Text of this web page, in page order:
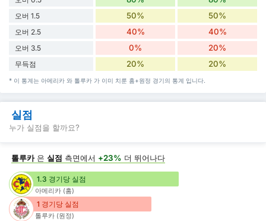
오버 1.5 50% 50%
오버 2.5 40% 40%
오버 3.5 0% 20%
무득점 20% 20%
* 이 통계는 아메리카 와 톨루카 가 이미 치룬 홈+원정 경기의 통계 입니다.
실점
누가 실점을 할까요?
톨루카은 실점 측면에서 +23% 더 뛰어나다
1.3 경기당 실점
아메리카 (홈)
1 경기당 실점
톨루카 (원정)